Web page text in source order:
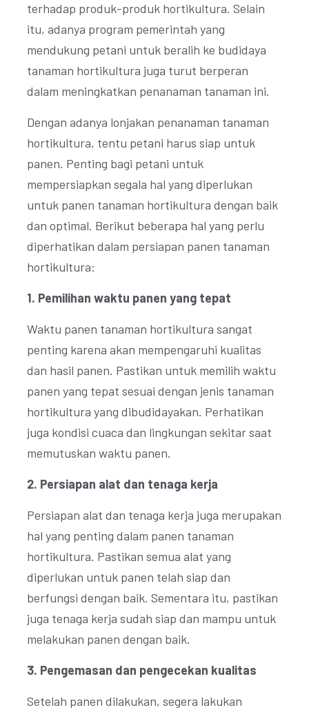
terhadap produk-produk hortikultura. Selain
itu, adanya program pemerintah yang
mendukung petani untuk beralih ke budidaya
tanaman hortikultura juga turut berperan
dalam meningkatkan penanaman tanaman ini.
Dengan adanya lonjakan penanaman tanaman
hortikultura, tentu petani harus siap untuk
panen. Penting bagi petani untuk
mempersiapkan segala hal yang diperlukan
untuk panen tanaman hortikultura dengan baik
dan optimal. Berikut beberapa hal yang perlu
diperhatikan dalam persiapan panen tanaman
hortikultura:
1. Pemilihan waktu panen yang tepat
Waktu panen tanaman hortikultura sangat
penting karena akan mempengaruhi kualitas
dan hasil panen. Pastikan untuk memilih waktu
panen yang tepat sesuai dengan jenis tanaman
hortikultura yang dibudidayakan. Perhatikan
juga kondisi cuaca dan lingkungan sekitar saat
memutuskan waktu panen.
2. Persiapan alat dan tenaga kerja
Persiapan alat dan tenaga kerja juga merupakan
hal yang penting dalam panen tanaman
hortikultura. Pastikan semua alat yang
diperlukan untuk panen telah siap dan
berfungsi dengan baik. Sementara itu, pastikan
juga tenaga kerja sudah siap dan mampu untuk
melakukan panen dengan baik.
3. Pengemasan dan pengecekan kualitas
Setelah panen dilakukan, segera lakukan